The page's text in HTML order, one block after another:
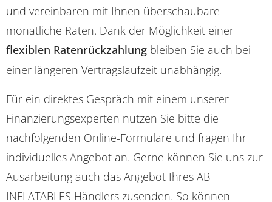
und vereinbaren mit Ihnen überschaubare
monatliche Raten. Dank der Möglichkeit einer
flexiblen Ratenrückzahlung bleiben Sie auch bei
einer längeren Vertragslaufzeit unabhängig.
Für ein direktes Gespräch mit einem unserer
Finanzierungsexperten nutzen Sie bitte die
nachfolgenden Online-Formulare und fragen Ihr
individuelles Angebot an. Gerne können Sie uns zur
Ausarbeitung auch das Angebot Ihres AB
INFLATABLES Händlers zusenden. So können